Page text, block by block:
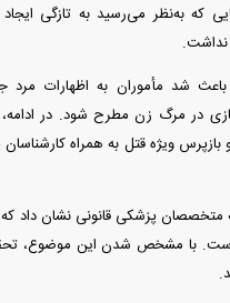
که به‌نظر می‌رسید به تازگی
شد مأموران به اظهارات
در مرگ زن مطرح شود. در
بازپرس ویژه قتل به همراه
متخصصان پزشکی قانونی نشان داد
با مشخص شدن این موضوع،